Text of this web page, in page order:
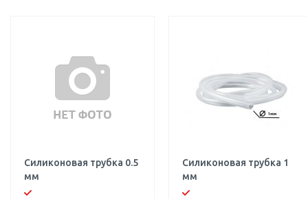
Силиконовая трубка 0.5
мм
Силиконовая трубка 1
мм